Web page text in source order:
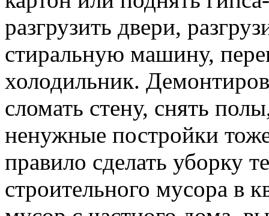
разгрузить двери,
стиральную машину,
холодильник.
сломать стену, снять
ненужные постройки
правило сделать уборку
строительного мусора в